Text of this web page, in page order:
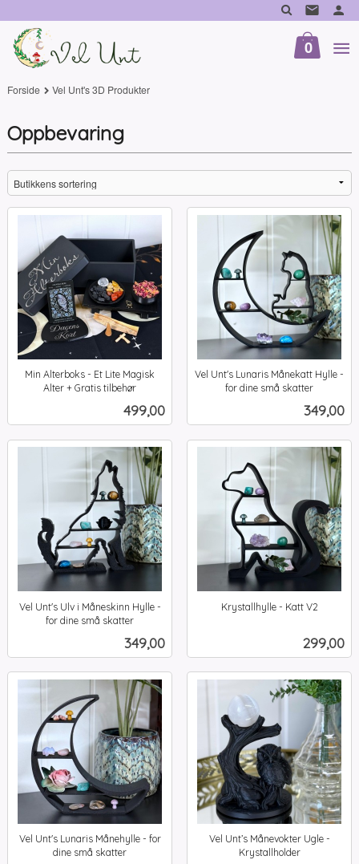
til
innholdet
0
Forside Vel Unt's 3D Produkter
Oppbevaring
Min Alterboks - Et Lite Magisk
Alter + Gratis tilbehør
Pris
499,00
Vel Unt's Lunaris Månekatt Hylle -
for dine små skatter
Pris
349,00
Vel Unt's Ulv i Måneskinn Hylle -
for dine små skatter
Pris
349,00
Krystallhylle - Katt V2
Pris
299,00
Vel Unt's Lunaris Månehylle - for
dine små skatter
Vel Unt’s Månevokter Ugle -
Krystallholder